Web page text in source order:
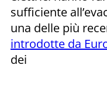
sufficiente
una delle più
introdotte da
dei